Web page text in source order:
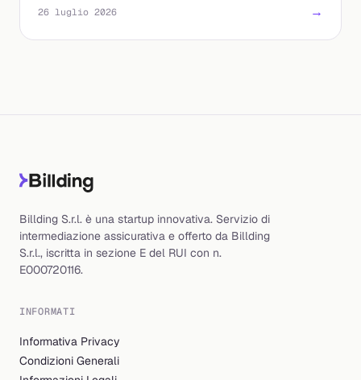
26 luglio 2026 →
Billding S.r.l. è una startup innovativa. Servizio di
intermediazione assicurativa e offerto da Billding
S.r.l., iscritta in sezione E del RUI con n.
E000720116.
INFORMATI
Informativa Privacy
Condizioni Generali